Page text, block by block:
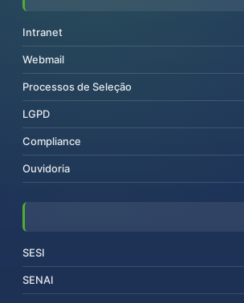
Intranet
Webmail
Processos de Seleção
LGPD
Compliance
Ouvidoria
SESI
SENAI